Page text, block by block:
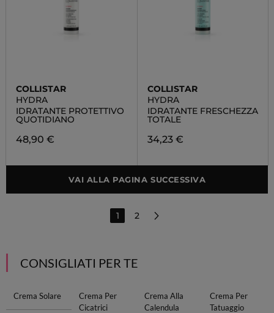
COLLISTAR
HYDRA
IDRATANTE PROTETTIVO
QUOTIDIANO
48,90 €
COLLISTAR
HYDRA
IDRATANTE FRESCHEZZA
TOTALE
34,23 €
VAI ALLA PAGINA SUCCESSIVA
1 2
CONSIGLIATI PER TE
Crema Solare
Crema Per
Cicatrici
Crema Alla
Calendula
Crema Per
Tatuaggio